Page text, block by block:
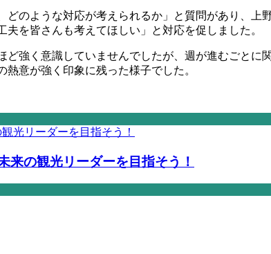
どのような対応が考えられるか」と質問があり、
を皆さんも考えてほしい」と対応を促しました。
強く意識していませんでしたが、週が進むごと
意が強く印象に残った様子でした。
の観光リーダーを目指そう！